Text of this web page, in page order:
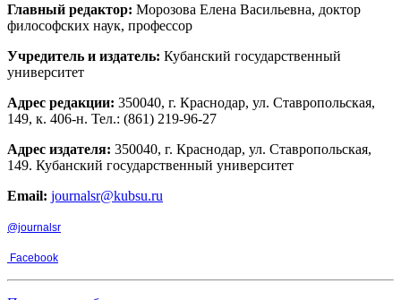
Главный редактор: Морозова Елена Васильевна, доктор
философских наук, профессор
Учредитель и издатель: Кубанский государственный
университет
Адрес редакции: 350040, г. Краснодар, ул. Ставропольская,
149, к. 406-н. Тел.: (861) 219-96-27
Адрес издателя: 350040, г. Краснодар, ул. Ставропольская,
149. Кубанский государственный университет
Email: journalsr@kubsu.ru
@journalsr
Facebook